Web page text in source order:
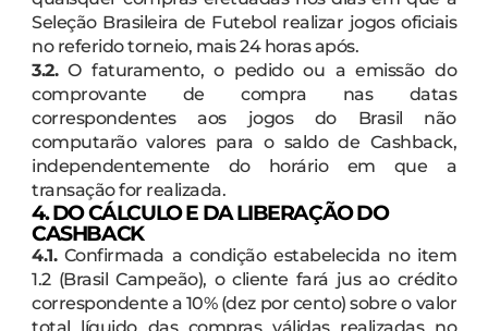
Seleção Brasileira de Futebol realizar jogos oficiais
no referido torneio, mais 24 horas após.
3.2.O faturamento, o pedido ou a emissão do
comprovante de compra nas datas
correspondentes aos jogos do Brasil não
computarão valores para o saldo de Cashback,
independentemente do horário em que a
transação for realizada.
4. DO CÁLCULO E DA LIBERAÇÃO DO
CASHBACK
4.1.Confirmada a condição estabelecida no item
1.2 (Brasil Campeão), o cliente fará jus ao crédito
correspondente a 10% (dez por cento) sobre o valor